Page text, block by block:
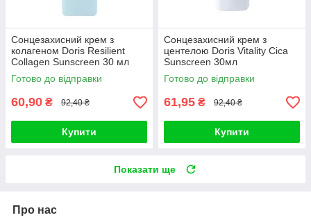
Сонцезахисний крем з
колагеном Doris Resilient
Collagen Sunscreen 30 мл
Готово до відправки
60,90 ₴ 92,40 ₴
Купити
Сонцезахисний крем з
центелою Doris Vitality Cica
Sunscreen 30мл
Готово до відправки
61,95 ₴ 92,40 ₴
Купити
Показати ще
Про нас